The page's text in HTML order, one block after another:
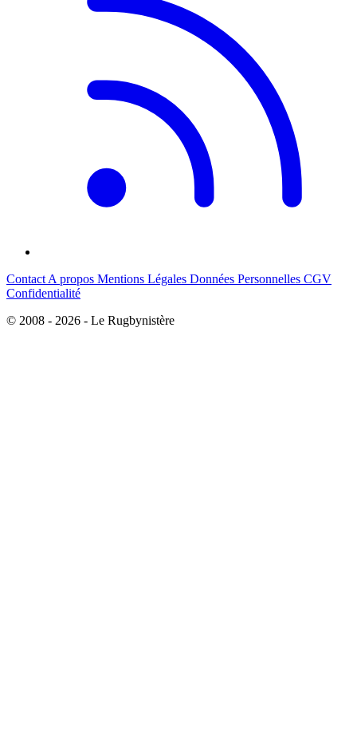
Contact A propos Mentions Légales Données Personnelles CGV
Confidentialité
© 2008 - 2026 - Le Rugbynistère